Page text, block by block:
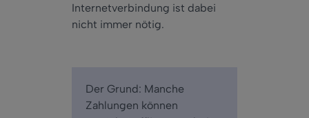
Internetverbindung ist dabei
nicht immer nötig.
Der Grund: Manche
Zahlungen können